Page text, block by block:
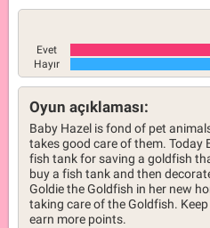
Evet
Hayır
Oyun açıklaması:
Baby Hazel is fond of pet
takes good care of them. Today
fish tank for saving a goldfish
buy a fish tank and then
Goldie the Goldfish in her new
taking care of the Goldfish.
earn more points.